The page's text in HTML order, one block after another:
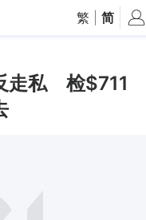
繁 简
走私 检$711